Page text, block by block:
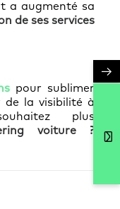
a augmenté sa
de ses services
pour sublimer
de la visibilité à
plus
voiture ?
→